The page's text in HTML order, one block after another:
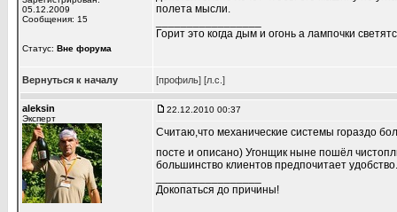
05.12.2009
Сообщения: 15
Статус: Вне форума
полета мысли.
Горит это когда дым и огонь а лампочки
Вернуться к началу [профиль] [л.с.]
aleksin
Эксперт
22.12.2010 00:37
Считаю,что механические системы гораздо
посте и описано) Угонщик ныне пошёл
большинство клиентов предпочитает удобство.
Докопаться до причины!